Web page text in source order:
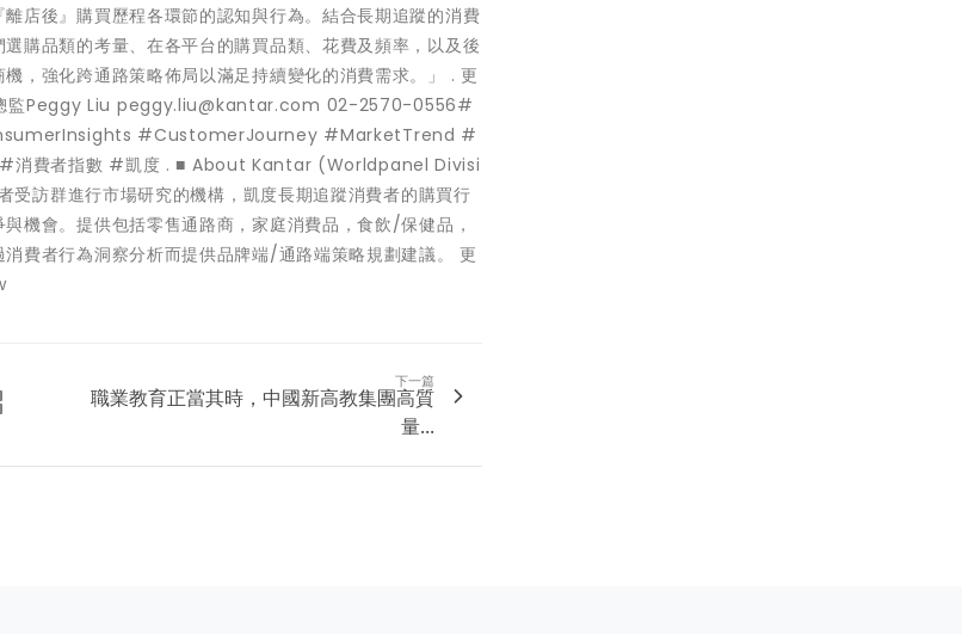
店後』購買歷程各環節的認知與行為。結合長期追蹤的消費
購品類的考量、在各平台的購買品類、花費及頻率，以及後
，強化跨通路策略佈局以滿足持續變化的消費需求。」 . 更
總監Peggy Liu peggy.liu@kantar.com 02-2570-0556#
#CustomerJourney #MarketTrend #
費者指數 #凱度 . ■ About Kantar (Worldpanel Divisi
訪群進行市場研究的機構，凱度長期追蹤消費者的購買行
機會。提供包括零售通路商，家庭消費品，食飲/保健品，
費者行為洞察分析而提供品牌端/通路端策略規劃建議。 更
下一篇
職業教育正當其時，中國新高教集團高質
量...